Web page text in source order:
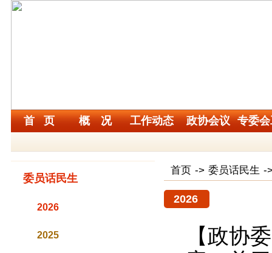
首 页 概 况 工作动态 政协会议 专委
委员话民生
2026
2025
首页 -> 委员话民生 -
2026
【政协